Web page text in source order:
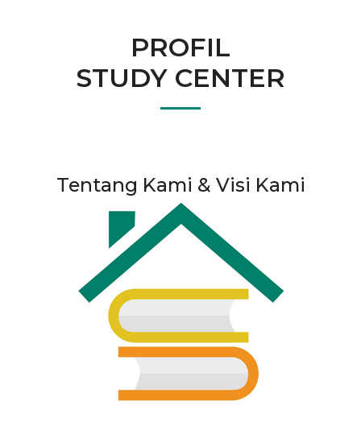
PROFIL
STUDY CENTER
Tentang Kami & Visi Kami